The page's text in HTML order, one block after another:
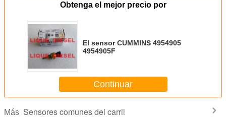
Obtenga el mejor precio por
El sensor CUMMINS 4954905
4954905F
Continuar
Más Sensores comunes del carril